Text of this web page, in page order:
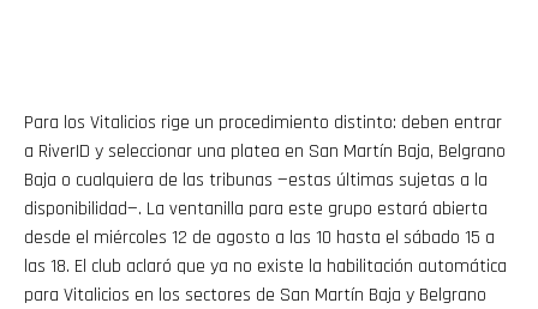
Para los Vitalicios rige un procedimiento distinto: deben entrar
a RiverID y seleccionar una platea en San Martín Baja, Belgrano
Baja o cualquiera de las tribunas —estas últimas sujetas a la
disponibilidad—. La ventanilla para este grupo estará abierta
desde el miércoles 12 de agosto a las 10 hasta el sábado 15 a
las 18. El club aclaró que ya no existe la habilitación automática
para Vitalicios en los sectores de San Martín Baja y Belgrano